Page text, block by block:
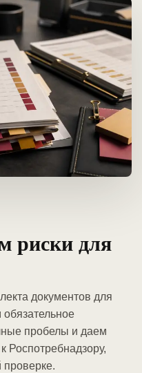
риски для
документов для
пробелы и даем
Роспотребнадзору,